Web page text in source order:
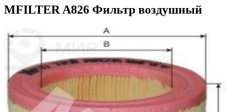
MFILTER A826 Фильтр воздушный